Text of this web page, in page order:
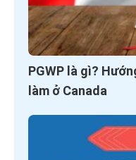
PGWP là gì?
làm ở Canada